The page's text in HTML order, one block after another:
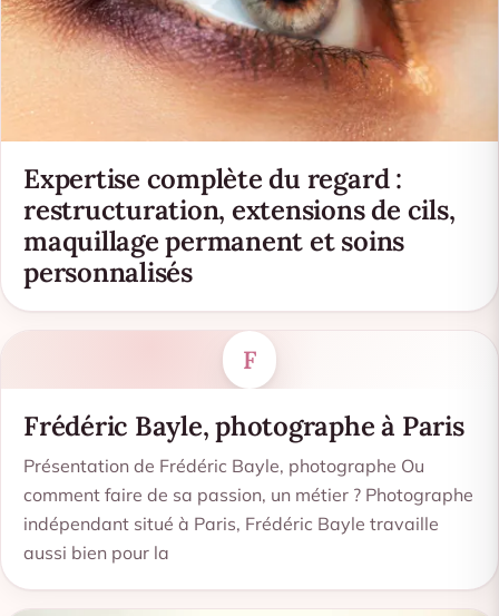
Expertise complète du regard :
restructuration, extensions de cils,
maquillage permanent et soins
personnalisés
F
Frédéric Bayle, photographe à Paris
Présentation de Frédéric Bayle, photographe Ou
comment faire de sa passion, un métier ? Photographe
indépendant situé à Paris, Frédéric Bayle travaille
aussi bien pour la